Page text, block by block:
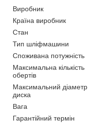
Виробник
Країна виробник
Стан
Тип шліфмашини
Споживана потужність
Максимальна кількість
обертів
Максимальний діаметр
диска
Вага
Гарантійний термін